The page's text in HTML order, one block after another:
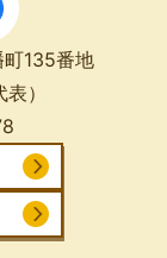
135番地
表）